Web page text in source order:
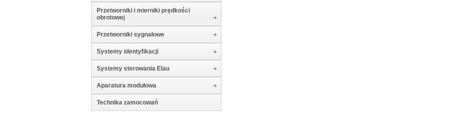
Przetworniki i mierniki prędkości
obrotowej
Przetworniki sygnałowe
Systemy identyfikacji
Systemy sterowania Elau
Aparatura modułowa
Technika zamocowań